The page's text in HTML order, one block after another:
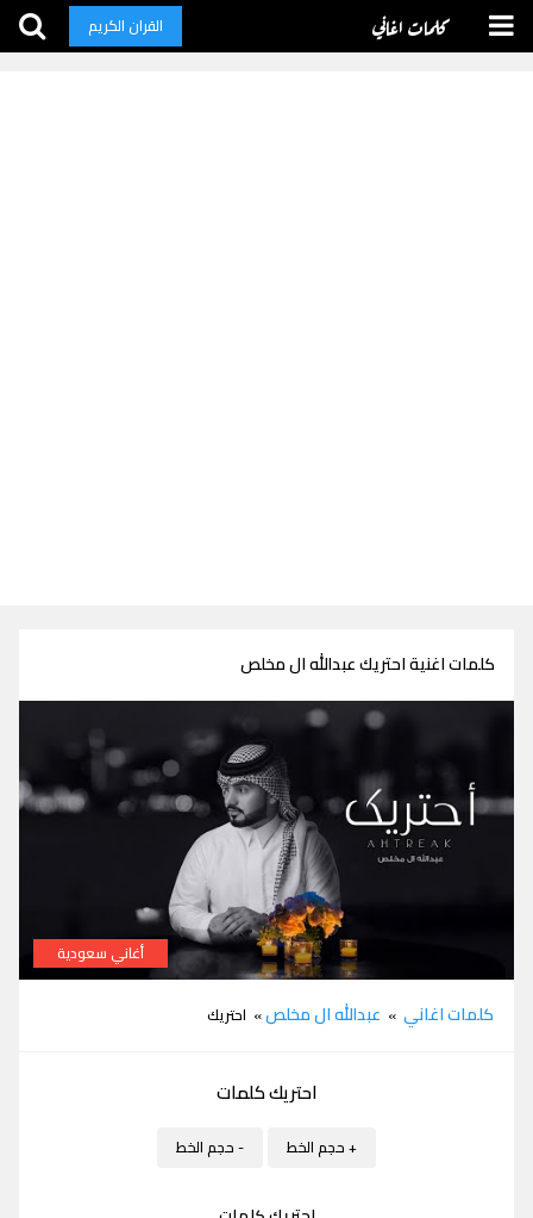
كلمات اغاني القران الكريم
كلمات اغنية احتريك عبدالله ال مخلص
أغاني سعودية
كلمات اغاني » عبدالله ال مخلص» احتريك
احتريك كلمات
+ حجم الخط - حجم الخط